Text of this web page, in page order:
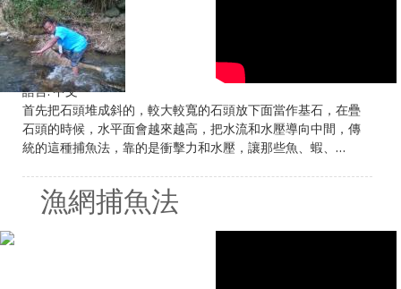
語言:中文
首先把石頭堆成斜的，較大較寬的石頭放下面當作基石，在疊
石頭的時候，水平面會越來越高，把水流和水壓導向中間，傳
統的這種捕魚法，靠的是衝擊力和水壓，讓那些魚、蝦、...
漁網捕魚法